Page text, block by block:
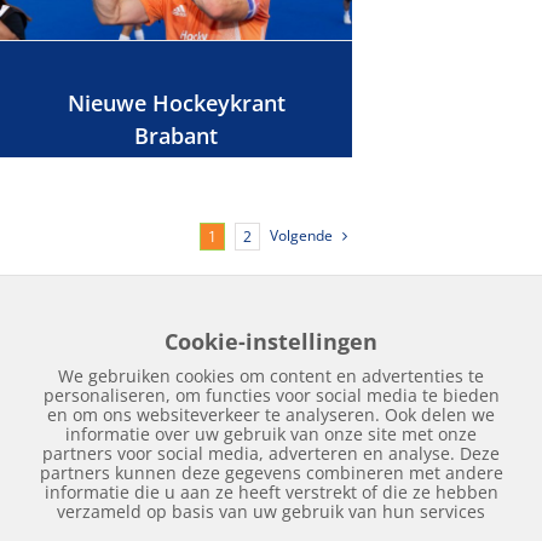
Nieuwe Hockeykrant
Brabant
1 2 Volgende
Over Hockeykrant Adverteren
Nieuws
Archief
Copyright © 2018 | Hockeykrant.nl | Realisatie:
Cookie-instellingen
We gebruiken cookies om content en advertenties te
personaliseren, om functies voor social media te bieden
en om ons websiteverkeer te analyseren. Ook delen we
informatie over uw gebruik van onze site met onze
partners voor social media, adverteren en analyse. Deze
partners kunnen deze gegevens combineren met andere
informatie die u aan ze heeft verstrekt of die ze hebben
verzameld op basis van uw gebruik van hun services